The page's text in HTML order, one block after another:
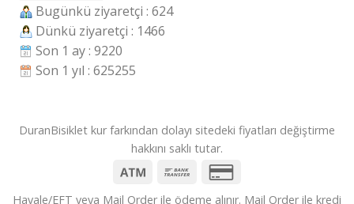
Bugünkü ziyaretçi : 624
Dünkü ziyaretçi : 1466
Son 1 ay : 9220
Son 1 yıl : 625255
DuranBisiklet kur farkından dolayı sitedeki fiyatları değiştirme
hakkını saklı tutar.
Havale/EFT veya Mail Order ile ödeme alınır. Mail Order ile kredi